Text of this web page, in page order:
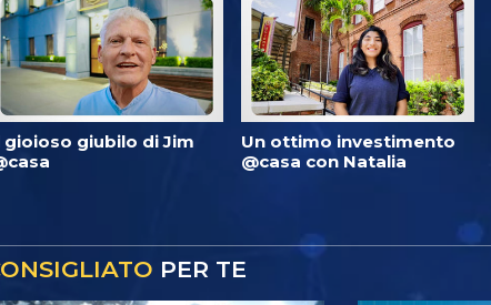
gioioso giubilo di Jim
Un ottimo investimento
@casa con Natalia
PER TE